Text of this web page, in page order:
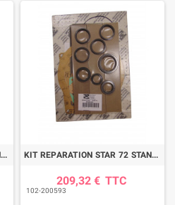
KIT REPARATION STAR 60 STANDARD KIT REPARATION STAR 72 STANDARD
209,32 € TTC
102-200593